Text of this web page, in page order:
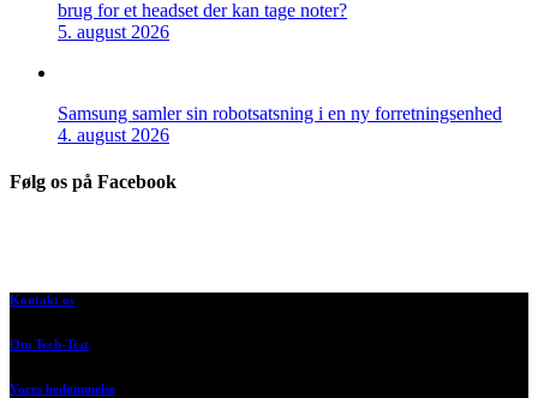
brug for et headset der kan tage noter?
5. august 2026
Samsung samler sin robotsatsning i en ny forretningsenhed
4. august 2026
Følg os på Facebook
Kontakt os
Om Tech-Test
Vores bedømmelse